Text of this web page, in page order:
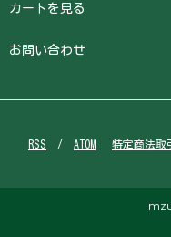
カートを見る
お問い合わせ
RSS / ATOM 特定商法取